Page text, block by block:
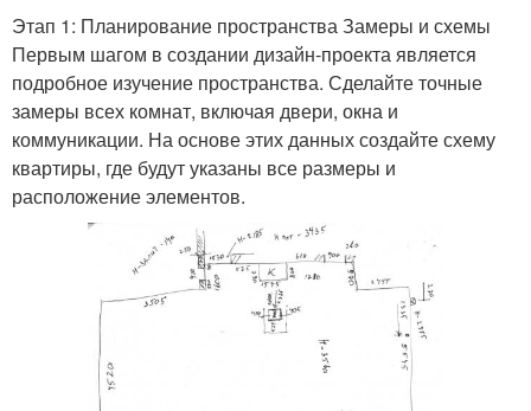
Этап 1: Планирование пространства Замеры и схемы
Первым шагом в создании дизайн-проекта является
подробное изучение пространства. Сделайте точные
замеры всех комнат, включая двери, окна и
коммуникации. На основе этих данных создайте схему
квартиры, где будут указаны все размеры и
расположение элементов.